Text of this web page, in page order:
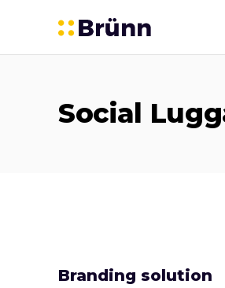
Social
Branding solution